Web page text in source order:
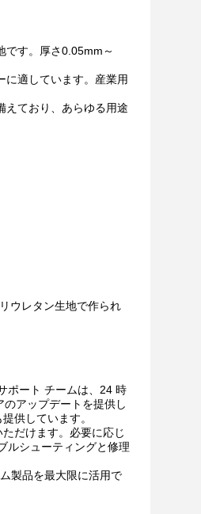
です。厚さ0.05mm～
に適しています。産業用
えており、あらゆる用途
ウレタン生地で作られ
ポート チームは、24 時
アップデートを提供し
供しています。
だけます。必要に応じ
ルシューティングと修理
製品を最大限に活用で